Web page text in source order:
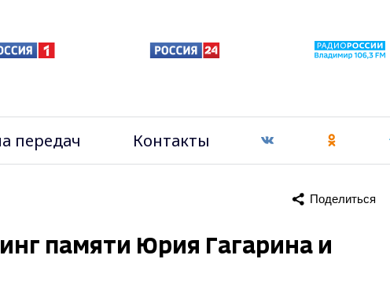
передач Контакты
Поделиться
памяти Юрия Гагарина и